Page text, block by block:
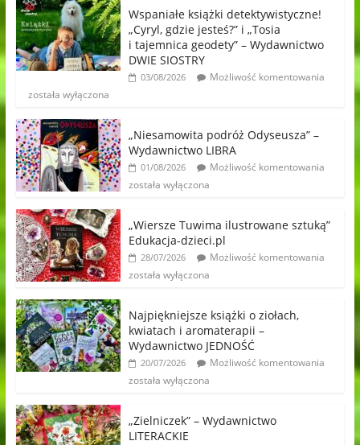
Wspaniałe książki detektywistyczne!
„Cyryl, gdzie jesteś?” i „Tosia
i tajemnica geodety” – Wydawnictwo
DWIE SIOSTRY
03/08/2026
Możliwość komentowania
została wyłączona
„Niesamowita podróż Odyseusza” –
Wydawnictwo LIBRA
01/08/2026
Możliwość komentowania
została wyłączona
„Wiersze Tuwima ilustrowane sztuką”
Edukacja-dzieci.pl
28/07/2026
Możliwość komentowania
została wyłączona
Najpiękniejsze książki o ziołach,
kwiatach i aromaterapii –
Wydawnictwo JEDNOŚĆ
20/07/2026
Możliwość komentowania
została wyłączona
„Zielniczek” – Wydawnictwo
LITERACKIE